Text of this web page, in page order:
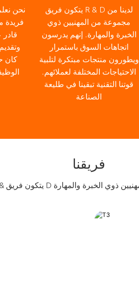
نحن
فريدة
قادر
كان
يتكون فريق R & D لدينا من
مجموعة من المهنيين ذوي
الخبرة والمهارة. إنهم يدرسون
اتجاهات السوق باستمرار
ويطورون منتجات مبتكرة لتلبية
الاحتياجات المختلفة لعملائهم.
قوتنا التقنية تبقينا في طليعة
الصناعة
فريقنا